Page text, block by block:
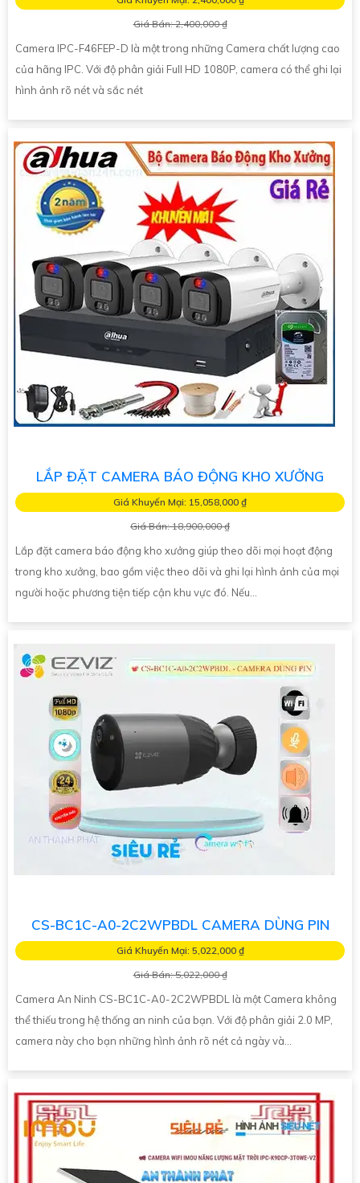
Giá Bán: 2,400,000 ₫
Camera IPC-F46FEP-D là một trong những Camera chất lượng cao
của hãng IPC. Với độ phân giải Full HD 1080P, camera có thể ghi lại
hình ảnh rõ nét và sắc nét
LẮP ĐẶT CAMERA BÁO ĐỘNG KHO XƯỞNG
Giá Khuyến Mại: 15,058,000 ₫
Giá Bán: 18,900,000 ₫
Lắp đặt camera báo động kho xưởng giúp theo dõi mọi hoạt động
trong kho xưởng, bao gồm việc theo dõi và ghi lại hình ảnh của mọi
người hoặc phương tiện tiếp cận khu vực đó. Nếu...
CS-BC1C-A0-2C2WPBDL CAMERA DÙNG PIN
Giá Khuyến Mại: 5,022,000 ₫
Giá Bán: 5,022,000 ₫
Camera An Ninh CS-BC1C-A0-2C2WPBDL là một Camera không
thể thiếu trong hệ thống an ninh của bạn. Với độ phân giải 2.0 MP,
camera này cho bạn những hình ảnh rõ nét cả ngày và...